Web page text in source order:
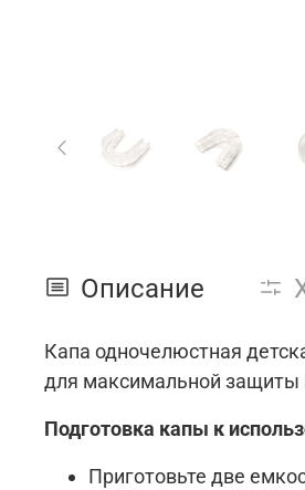
Описание
Капа одночелюстная
для максимальной защиты
Подготовка капы к
Приготовьте две